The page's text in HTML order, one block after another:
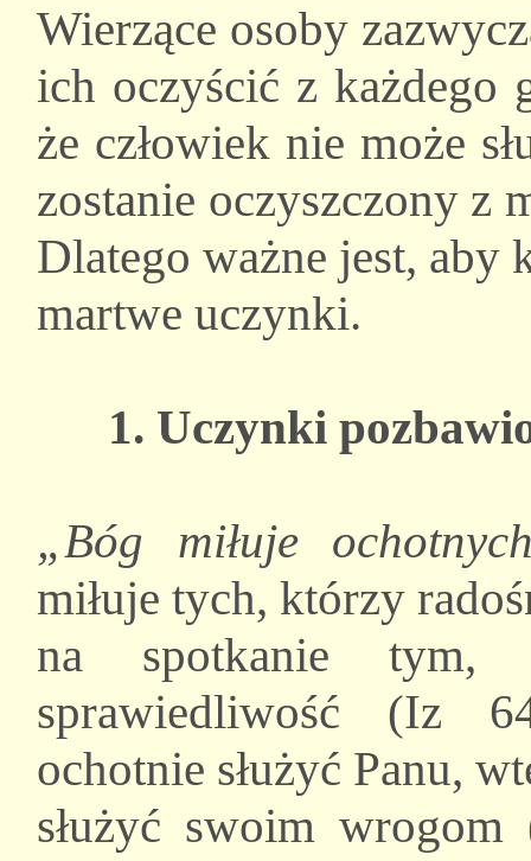
Wierzące osoby
ich oczyścić z każdego
że człowiek nie może
zostanie oczyszczony z
Dlatego ważne jest, aby
martwe uczynki.
1. Uczynki
„Bóg miłuje
miłuje tych, którzy
na spotkanie tym,
sprawiedliwość (Iz
ochotnie służyć Panu,
służyć swoim